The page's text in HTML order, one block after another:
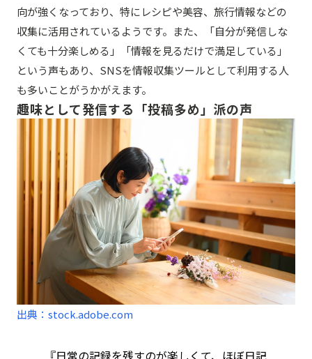
向が強くなっており、特にレシピや美容、旅行情報などの
収集に活用されているようです。また、「自分が発信しな
くても十分楽しめる」「情報を見るだけで満足している」
という声もあり、SNSを情報収集ツールとして利用する人
も多いことがうかがえます。
趣味として発信する「投稿多め」派の声
出典：stock.adobe.com
『日常の記録を残すのが楽しくて、ほぼ日記